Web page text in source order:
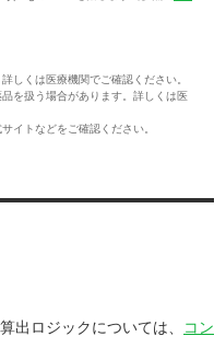
しくは医療機関でご確認ください。
を扱う場合があります。詳しくは医
イトなどをご確認ください。
出ロジックについては、
コン